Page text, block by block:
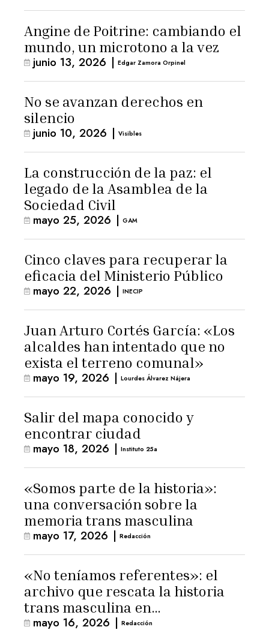
Angine de Poitrine: cambiando el
mundo, un microtono a la vez
junio 13, 2026 | Edgar Zamora Orpinel
No se avanzan derechos en
silencio
junio 10, 2026 | Visibles
La construcción de la paz: el
legado de la Asamblea de la
Sociedad Civil
mayo 25, 2026 | GAM
Cinco claves para recuperar la
eficacia del Ministerio Público
mayo 22, 2026 | INECIP
Juan Arturo Cortés García: «Los
alcaldes han intentado que no
exista el terreno comunal»
mayo 19, 2026 | Lourdes Álvarez Nájera
Salir del mapa conocido y
encontrar ciudad
mayo 18, 2026 | Instituto 25a
«Somos parte de la historia»:
una conversación sobre la
memoria trans masculina
mayo 17, 2026 | Redacción
«No teníamos referentes»: el
archivo que rescata la historia
trans masculina en
Latinoamérica
mayo 16, 2026 | Redacción